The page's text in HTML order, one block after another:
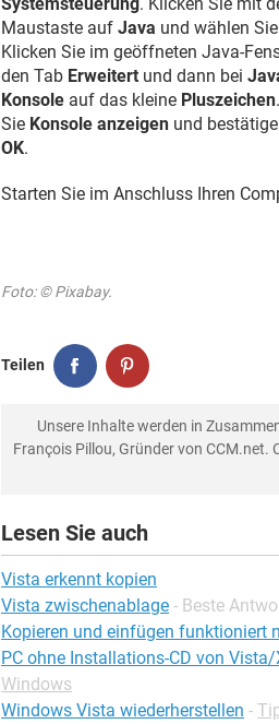
Maustaste auf Java und wählen Sie
Klicken Sie im geöffneten Java-
den Tab Erweitert und dann bei
Konsole auf das kleine Pluszeichen
Sie Konsole anzeigen und
OK.
Starten Sie im Anschluss Ihren
Foto: © Pixabay.
Teilen
Unsere Inhalte werden in
François Pillou, Gründer von CCM.net.
Lesen Sie auch
Vista erkennt kopien
Vista zwischenablage - Beste
Kopieren und einfügen funktioniert
PC ohne Installations-CD von
Windows
Windows Vista wiederherstellen -